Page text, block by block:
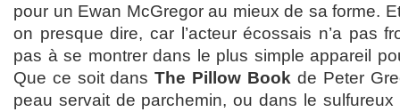
pour un Ewan McGregor au mieux de sa forme.
on presque dire, car l’acteur écossais n’a pas
pas à se montrer dans le plus simple appareil
Que ce soit dansThe Pillow Book de Peter
peau servait de parchemin, ou dans le sulfureux